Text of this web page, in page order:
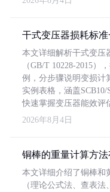
干式变压器损耗标
本文详细解析干式变压
（GB/T 10228-2015）
例，分步骤说明变损计
实例表格，涵盖
快速掌握变压器能效评
2026年8月4日
铜棒的重量计算方
本文详细介绍了铜棒和
（理论公式法、查表